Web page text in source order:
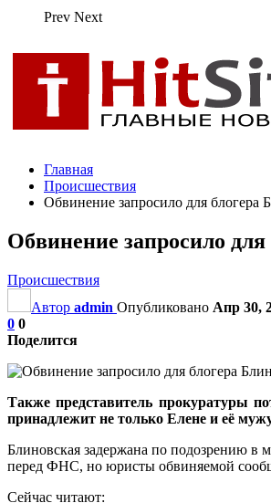
Prev Next
Главная
Происшествия
Обвинение запросило для блогера
Обвинение запросило
Происшествия
Автор admin Опубликовано Апр 30,
0 0
Поделится
Также представитель прокуратуры
принадлежит не только Елене и её
Блиновская задержана по подозрению в
перед ФНС, но юристы обвиняемой
Сейчас читают: